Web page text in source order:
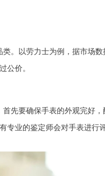
。以劳力士为例，据市场
公价。
先要确保手表的外观完好
专业的鉴定师会对手表进行